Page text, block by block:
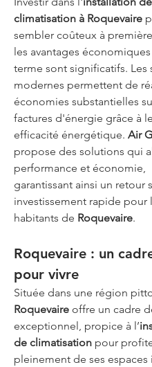
climatisation à Roquevaire
sembler coûteux à
les avantages
terme sont significatifs. Les
modernes permettent de
économies substantielles
factures d'énergie grâce à
efficacité énergétique. Air
propose des solutions qui
performance et économie,
garantissant ainsi un retour
investissement rapide pour
habitants de Roquevaire.
Roquevaire : un
pour vivre
Située dans une région
Roquevaire offre un cadre
exceptionnel, propice à l’
de climatisation pour
pleinement de ses espaces